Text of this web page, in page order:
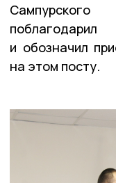
Сампурского
и обозначил
на этом посту.